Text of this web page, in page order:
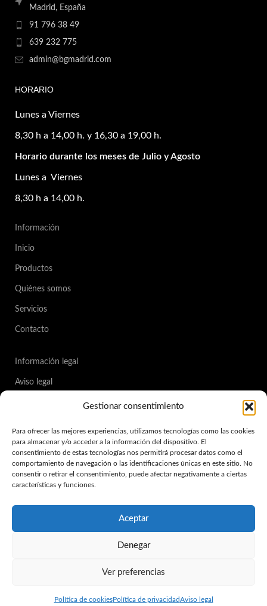
Gestionar consentimiento
Para ofrecer las mejores experiencias, utilizamos tecnologías como las cookies
para almacenar y/o acceder a la información del dispositivo. El
consentimiento de estas tecnologías nos permitirá procesar datos como el
comportamiento de navegación o las identificaciones únicas en este sitio. No
consentir o retirar el consentimiento, puede afectar negativamente a ciertas
características y funciones.
Aceptar
Denegar
Ver preferencias
Política de cookiesPolítica de privacidadAviso legal
Madrid, España
91 796 38 49
639 232 775
admin@bgmadrid.com
HORARIO
Lunes a Viernes
8,30 h a 14,00 h. y 16,30 a 19,00 h.
Horario durante los meses de Julio y Agosto
Lunes a Viernes
8,30 h a 14,00 h.
Información
Inicio
Productos
Quiénes somos
Servicios
Contacto
Información legal
Aviso legal
Política de privacidad
Condiciones de compra
Accesibilidad
Mapa web